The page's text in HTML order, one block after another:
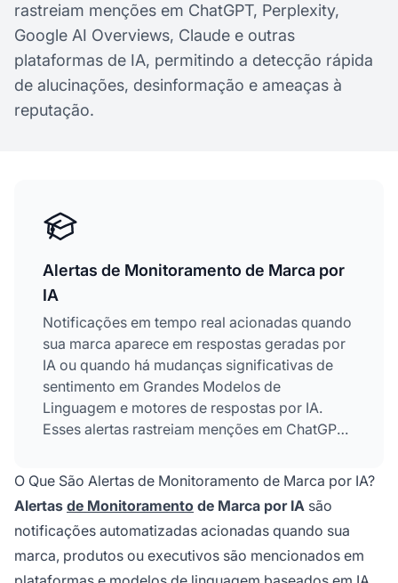
rastreiam menções em ChatGPT, Perplexity,
Google AI Overviews, Claude e outras
plataformas de IA, permitindo a detecção rápida
de alucinações, desinformação e ameaças à
reputação.
Alertas de Monitoramento de Marca por
IA
Notificações em tempo real acionadas quando
sua marca aparece em respostas geradas por
IA ou quando há mudanças significativas de
sentimento em Grandes Modelos de
Linguagem e motores de respostas por IA.
Esses alertas rastreiam menções em ChatGPT,
outras plataformas de IA, permitindo a
desinformação e ameaças à reputação.
O Que São Alertas de Monitoramento de Marca por IA?
Alertas de Monitoramento de Marca por IA são
notificações automatizadas acionadas quando sua
marca, produtos ou executivos são mencionados em